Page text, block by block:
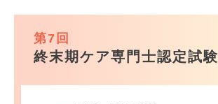
第7回
終末期ケア専門士認定試験